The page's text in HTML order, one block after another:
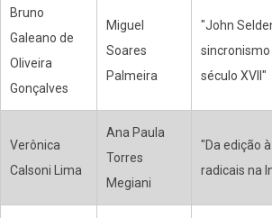
Bruno
Galeano de
Oliveira
Gonçalves
Miguel
Soares
Palmeira
"John
século XVII"
Verônica
Calsoni Lima
Ana Paula
Torres
Megiani
"Da edição
radicais na